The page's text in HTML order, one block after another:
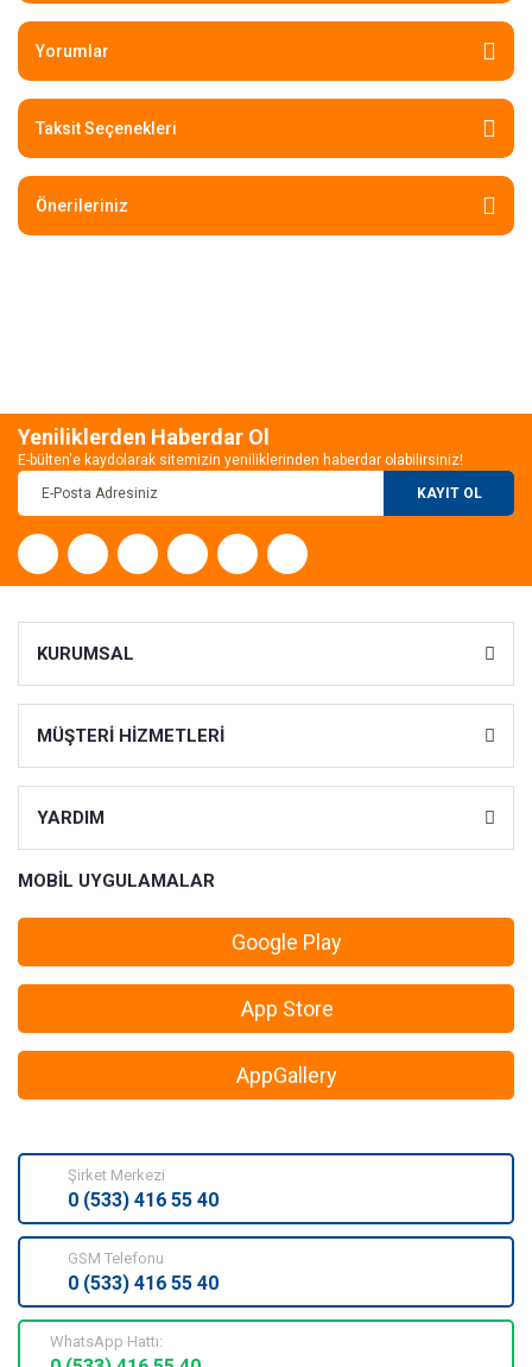
Yorumlar
Taksit Seçenekleri
Önerileriniz
Yeniliklerden Haberdar Ol
E-bülten'e kaydolarak sitemizin yeniliklerinden haberdar olabilirsiniz!
KAYIT OL
KURUMSAL
MÜŞTERİ HİZMETLERİ
YARDIM
MOBİL UYGULAMALAR
Google Play
App Store
AppGallery
Şirket Merkezi
0 (533) 416 55 40
GSM Telefonu
0 (533) 416 55 40
WhatsApp Hattı: